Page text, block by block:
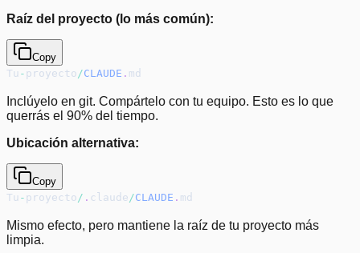
Raíz del proyecto (lo más común):
Copy
Tu - proyecto/CLAUDE . md
Inclúyelo en git. Compártelo con tu equipo. Esto es lo que
querrás el 90% del tiempo.
Ubicación alternativa:
Copy
Tu - proyecto/ . claude/CLAUDE . md
Mismo efecto, pero mantiene la raíz de tu proyecto más
limpia.